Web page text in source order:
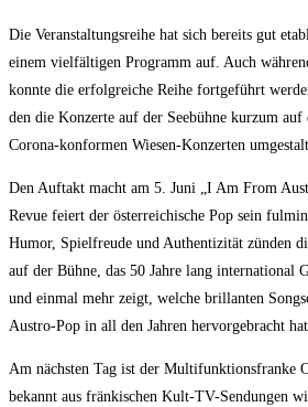
Die Ver­an­stal­tungs­rei­he hat sich bereits gut
einem viel­fäl­ti­gen Pro­gramm auf. Auch
konn­te die erfolg­rei­che Rei­he fort­ge­führt
den die Kon­zer­te auf der See­büh­ne kurz­um
Coro­na-kon­for­men Wie­sen-Kon­zer­ten
Den Auf­takt macht am 5. Juni „I Am From
Revue fei­ert der öster­rei­chi­sche Pop sein
Humor, Spiel­freu­de und Authen­ti­zi­tät zün­den
auf der Büh­ne, das 50 Jah­re lang inter­na­tio­nal
und ein­mal mehr zeigt, wel­che bril­lan­ten
Aus­tro-Pop in all den Jah­ren her­vor­ge­bracht
Am nächs­ten Tag ist der Mul­ti­funk­ti­ons­fran­ke
bekannt aus frän­ki­schen Kult-TV-Sen­dun­gen